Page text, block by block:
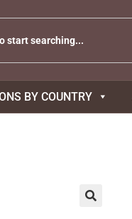
BY COUNTRY